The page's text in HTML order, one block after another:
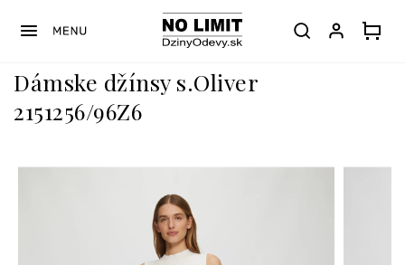
Dámske džínsy s.Oliver
2151256/96Z6